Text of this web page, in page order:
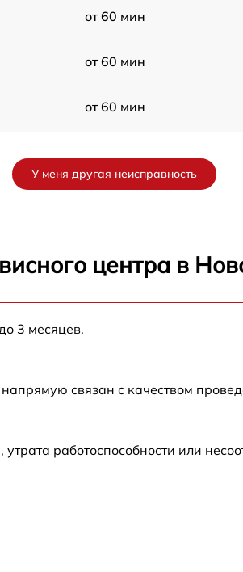
от 60 мин
от 60 мин
от 60 мин
У меня другая неисправность
центра в
3 месяцев.
связан с качеством
работоспособности или